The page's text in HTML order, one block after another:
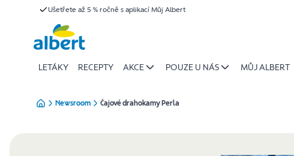
Ušetřete až 5 % ročně s aplikací Můj Albert
LETÁKY RECEPTY AKCE POUZE U NÁS MŮJ ALBERT
Newsroom Čajové drahokamy Perla